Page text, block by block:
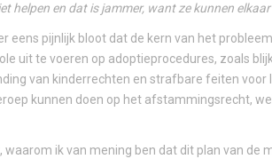
helpen en dat is jammer, want ze kunnen
eens pijnlijk bloot dat de kern van het
uit te voeren op adoptieprocedures, zoals
van kinderrechten en strafbare feiten
kunnen doen op het afstammingsrecht,
waarom ik van mening ben dat dit plan van